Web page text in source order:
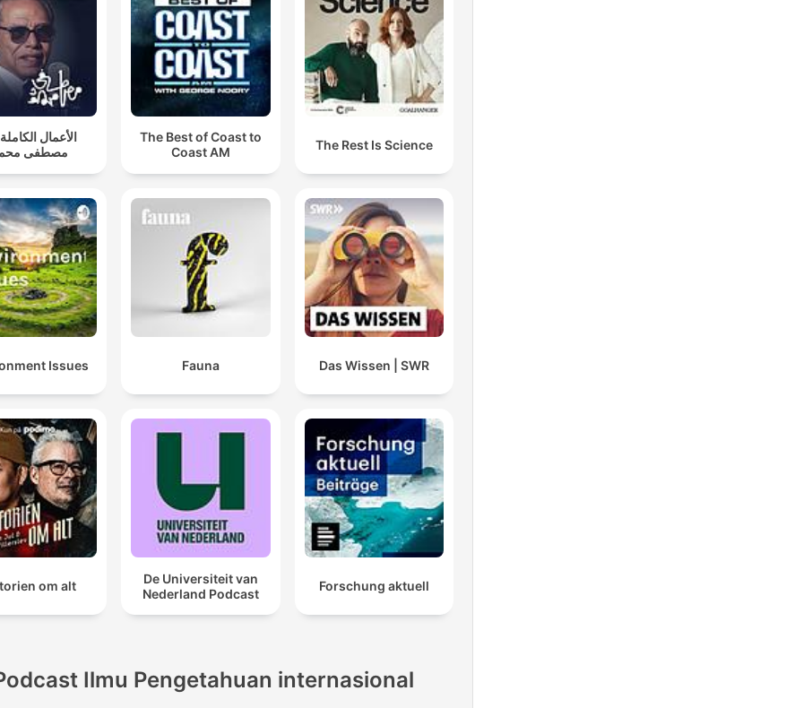
الأعمال
مصطفى
The Best of Coast to
Coast AM
The Rest Is Science
Issues Fauna Das Wissen | SWR
om alt
De Universiteit van
Nederland Podcast
Forschung aktuell
Ilmu Pengetahuan internasional